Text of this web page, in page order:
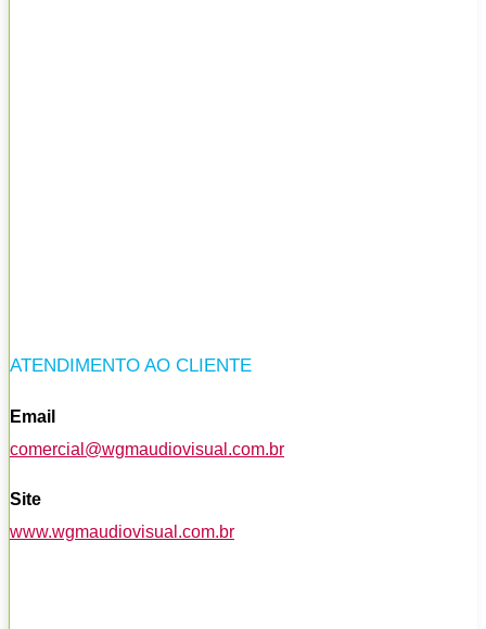
ATENDIMENTO AO CLIENTE
Email
comercial@wgmaudiovisual.com.br
Site
www.wgmaudiovisual.com.br